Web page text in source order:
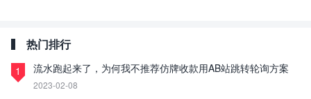
热门排行
1 流水跑起来了，为何我不推荐仿牌收款用AB站跳转轮询方案
2023-02-08